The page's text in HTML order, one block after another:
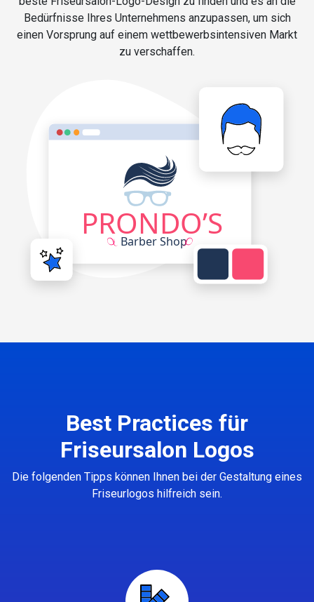
Bedürfnisse Ihres Unternehmens anzupassen, um sich
einen Vorsprung auf einem wettbewerbsintensiven Markt
zu verschaffen.
Best Practices für
Friseursalon Logos
Die folgenden Tipps können Ihnen bei der Gestaltung eines
Friseurlogos hilfreich sein.